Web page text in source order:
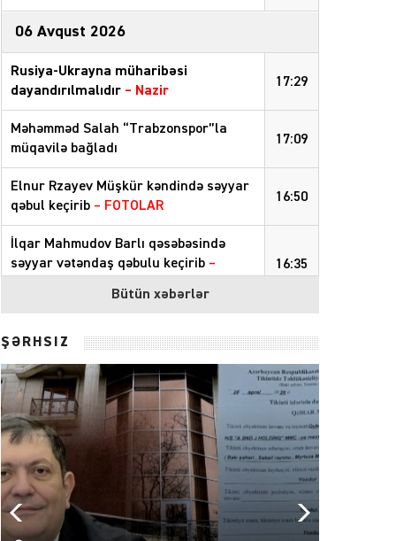
06 Avqust 2026
17:29
Rusiya-Ukrayna müharibəsi
dayandırılmalıdır – Nazir
17:09
Məhəmməd Salah “Trabzonspor”la
müqavilə bağladı
16:50
Elnur Rzayev Müşkür kəndində səyyar
qəbul keçirib – FOTOLAR
16:35
İlqar Mahmudov Barlı qəsəbəsində
səyyar vətəndaş qəbulu keçirib –
13:30
qərar verdi
12:42
Sabaha olan hava proqnozu
11:57
Ceyhun Bayramov Ukraynada
memorialı ziyarət etdi
11:26
Bu ərazilərdə işıq olmayacaq
Bütün xəbərlər
ŞƏRHSİZ